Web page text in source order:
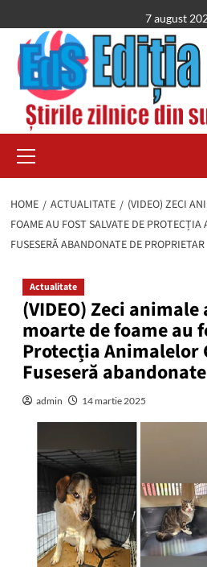
to
content
7 august
Menu
HOME ACTUALITATE
(VIDEO) ZECI
FOAME AU FOST SALVATE DE
FUSESERĂ ABANDONATE DE PROPRIETAR
Actualitate
(VIDEO) Zeci
moarte de foame au
Protecția Animalelor
Fuseseră
admin 14 martie 2025